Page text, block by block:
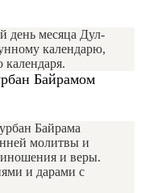
день месяца Дул-
календарю,
календаря.
Байрамом
Байрама
молитвы и
и веры.
и дарами с